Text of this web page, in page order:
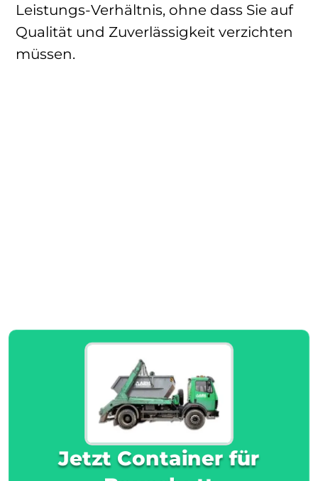
Leistungs-Verhältnis, ohne dass Sie auf
Qualität und Zuverlässigkeit verzichten
müssen.
Jetzt Container für